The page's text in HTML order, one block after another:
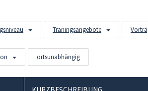
Traningsangebote
ortsunabhängig